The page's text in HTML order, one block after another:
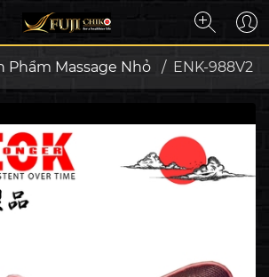
Phẩm Massage Nhỏ / ENK-988V2